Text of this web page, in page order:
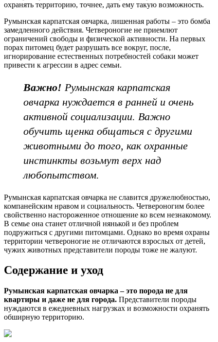
охранять территорию, точнее, дать ему такую возможность.
Румынская карпатская овчарка, лишенная работы – это бомба
замедленного действия. Четвероногие не приемлют
ограничений свободы и физической активности. На первых
порах питомец будет разрушать все вокруг, после,
игнорирование естественных потребностей собаки может
привести к агрессии в адрес семьи.
Важно! Румынская карпатская
овчарка нуждается в ранней и очень
активной социализации. Важно
обучить щенка общаться с другими
животными до того, как охранные
инстинкты возьмут верх над
любопытством.
Румынская карпатская овчарка не славится дружелюбностью,
компанейским нравом и социальность. Четвероногим более
свойственно настороженное отношение ко всем незнакомому.
В семье она станет отличной нянькой и без проблем
подружиться с другими питомцами. Однако во время охраны
территории четвероногие не отличаются взрослых от детей,
чужих животных представители породы тоже не жалуют.
Содержание и уход
Румынская карпатская овчарка – это порода не для
квартиры и даже не для города. Представители породы
нуждаются в ежедневных нагрузках и возможности охранять
обширную территорию.